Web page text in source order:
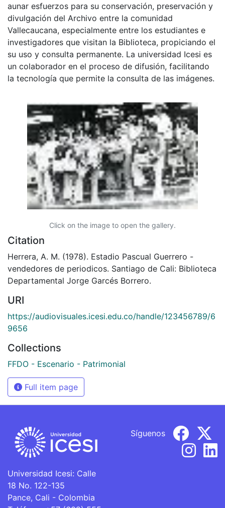
aunar esfuerzos para su conservación, preservación y
divulgación del Archivo entre la comunidad
Vallecaucana, especialmente entre los estudiantes e
investigadores que visitan la Biblioteca, propiciando el
su uso y consulta permanente. La universidad Icesi es
un colaborador en el proceso de difusión, facilitando
la tecnología que permite la consulta de las imágenes.
Click on the image to open the gallery.
Citation
Herrera, A. M. (1978). Estadio Pascual Guerrero -
vendedores de periodicos. Santiago de Cali: Biblioteca
Departamental Jorge Garcés Borrero.
URI
https://audiovisuales.icesi.edu.co/handle/123456789/6
9656
Collections
FFDO - Escenario - Patrimonial
Full item page
Universidad Icesi: Calle
18 No. 122-135
Pance, Cali - Colombia
Síguenos